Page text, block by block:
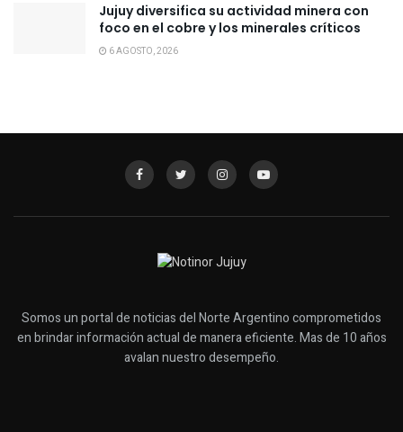
Jujuy diversifica su actividad minera con
foco en el cobre y los minerales críticos
6 AGOSTO, 2026
Somos un portal de noticias del Norte Argentino comprometidos
en brindar información actual de manera eficiente. Mas de 10 años
avalan nuestro desempeño.